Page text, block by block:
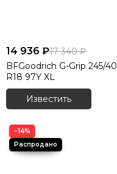
14 936 ₽17 340 ₽
BFGoodrich G-Grip 245/40
R18 97Y XL
Известить
−14%